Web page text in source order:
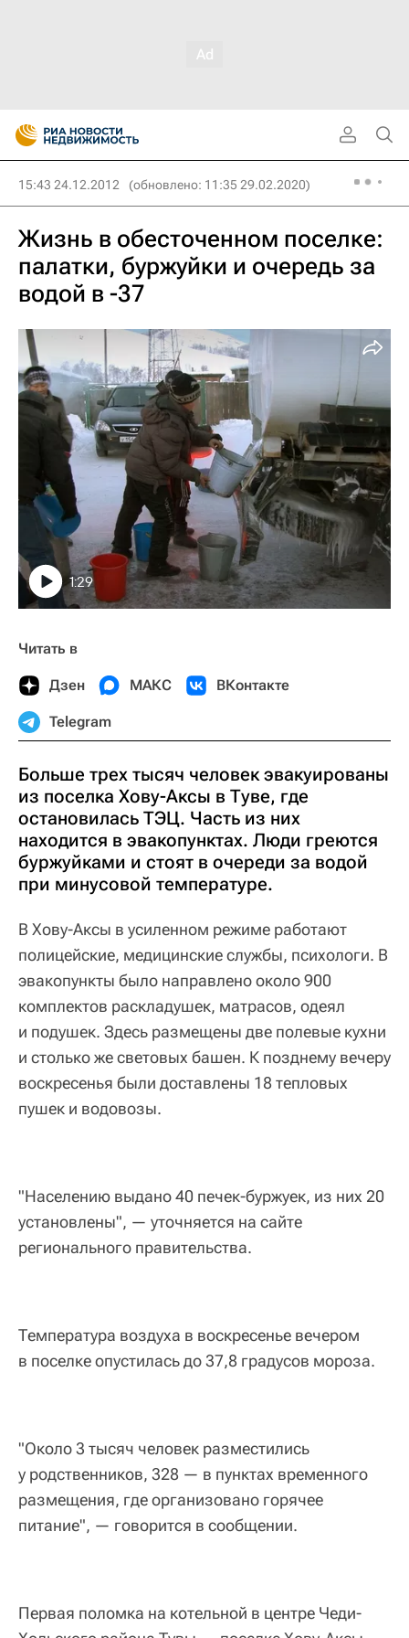
15:43 24.12.2012 (обновлено: 11:35 29.02.2020)
Жизнь в обесточенном поселке:
палатки, буржуйки и очередь за
водой в -37
1:29
Читать в
Дзен МАКС ВКонтакте
Telegram
Больше трех тысяч человек эвакуированы
из поселка Хову-Аксы в Туве, где
остановилась ТЭЦ. Часть из них
находится в эвакопунктах. Люди греются
буржуйками и стоят в очереди за водой
при минусовой температуре.
В Хову-Аксы в усиленном режиме работают
полицейские, медицинские службы, психологи. В
эвакопункты было направлено около 900
комплектов раскладушек, матрасов, одеял
и подушек. Здесь размещены две полевые кухни
и столько же световых башен. К позднему вечеру
воскресенья были доставлены 18 тепловых
пушек и водовозы.
"Населению выдано 40 печек-буржуек, из них 20
установлены", — уточняется на сайте
регионального правительства.
Температура воздуха в воскресенье вечером
в поселке опустилась до 37,8 градусов мороза.
"Около 3 тысяч человек разместились
у родственников, 328 — в пунктах временного
размещения, где организовано горячее
питание", — говорится в сообщении.
Первая поломка на котельной в центре Чеди-